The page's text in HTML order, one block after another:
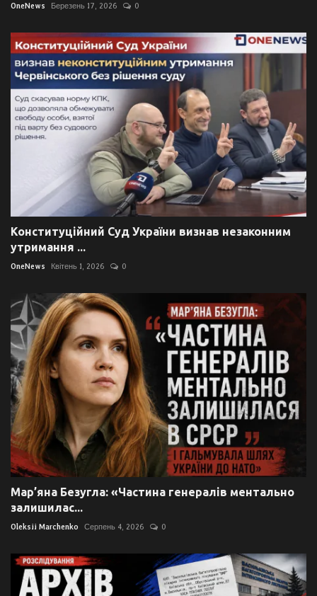
OneNews Березень 17, 2026 0
Конституційний Суд України визнав незаконним
утримання ...
OneNews Квітень 1, 2026 0
Мар’яна Безугла: «Частина генералів ментально
залишилас...
Oleksii Marchenko Серпень 4, 2026 0